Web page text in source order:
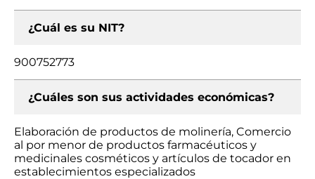
¿Cuál es su NIT?
900752773
¿Cuáles son sus actividades económicas?
Elaboración de productos de molinería, Comercio
al por menor de productos farmacéuticos y
medicinales cosméticos y artículos de tocador en
establecimientos especializados